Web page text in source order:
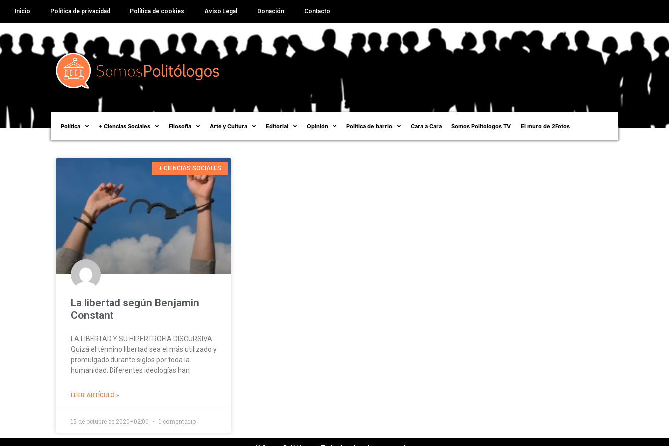
Inicio Política de privacidad Política de cookies Aviso Legal Donación Contacto
Política + Ciencias Sociales Filosofía Arte y Cultura Editorial Opinión Política de barrio Cara a Cara Somos Politologos TV El muro de 2Fotos
+ CIENCIAS SOCIALES
La libertad según Benjamin
Constant
LA LIBERTAD Y SU HIPERTROFIA DISCURSIVA
Quizá el término libertad sea el más utilizado y
promulgado durante siglos por toda la
humanidad. Diferentes ideologías han
LEER ARTÍCULO »
15 de octubre de 2020+02:00 1 comentario